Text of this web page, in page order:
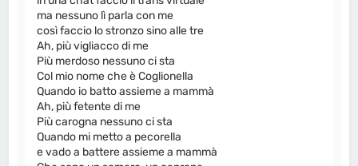
ma nessuno lì parla con me
così faccio lo stronzo sino alle tre
Ah, più vigliacco di me
Più merdoso nessuno ci sta
Col mio nome che è Coglionella
Quando io batto assieme a mammà
Ah, più fetente di me
Più carogna nessuno ci sta
Quando mi metto a pecorella
e vado a battere assieme a mammà